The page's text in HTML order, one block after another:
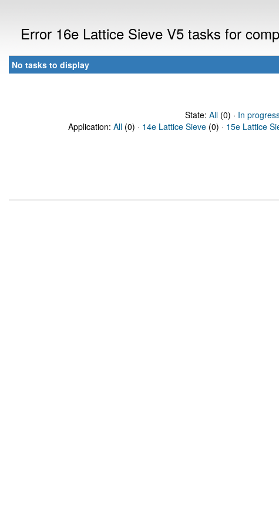
Error 16e Lattice Sieve V5 tasks for
No tasks to display
State: All(0) · In
Application: All (0) · 14e Lattice Sieve (0) · 15e Lattice